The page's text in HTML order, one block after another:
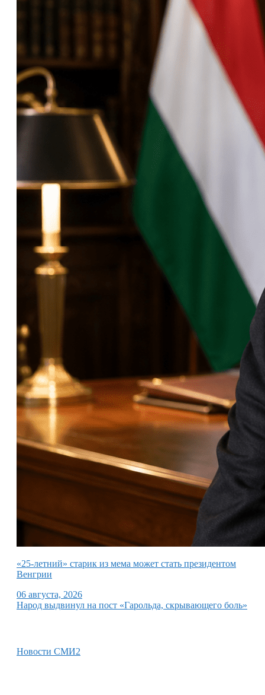
«25-летний» старик из мема может стать президентом
Венгрии
06 августа, 2026
Народ выдвинул на пост «Гарольда, скрывающего боль»
Новости СМИ2